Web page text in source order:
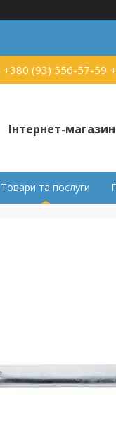
+380 (93) 556-57-59
Інтернет-
Товари та послуги